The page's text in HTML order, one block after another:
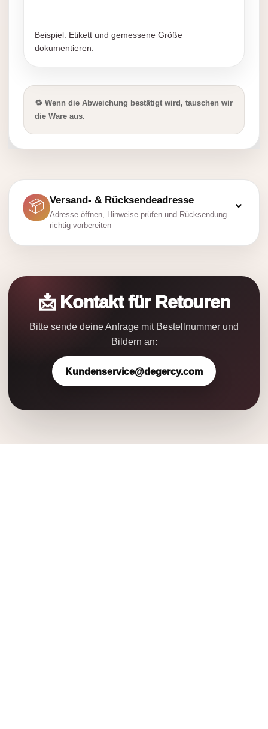
Beispiel: Etikett und gemessene Größe
dokumentieren.
🔁 Wenn die Abweichung bestätigt wird, tauschen wir
die Ware aus.
📦 Versand- & Rücksendeadresse
Adresse öffnen, Hinweise prüfen und Rücksendung
richtig vorbereiten
⌄
📩 Kontakt für Retouren
Bitte sende deine Anfrage mit Bestellnummer und
Bildern an:
Kundenservice@degercy.com